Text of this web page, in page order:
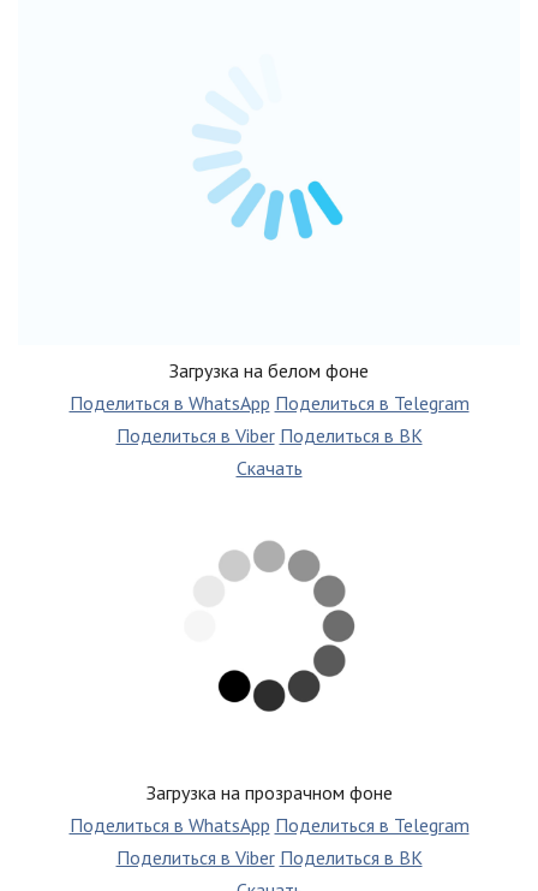
Загрузка на белом фоне
Поделиться в WhatsApp Поделиться в Telegram
Поделиться в Viber Поделиться в ВК
Скачать
Загрузка на прозрачном фоне
Поделиться в WhatsApp Поделиться в Telegram
Поделиться в Viber Поделиться в ВК